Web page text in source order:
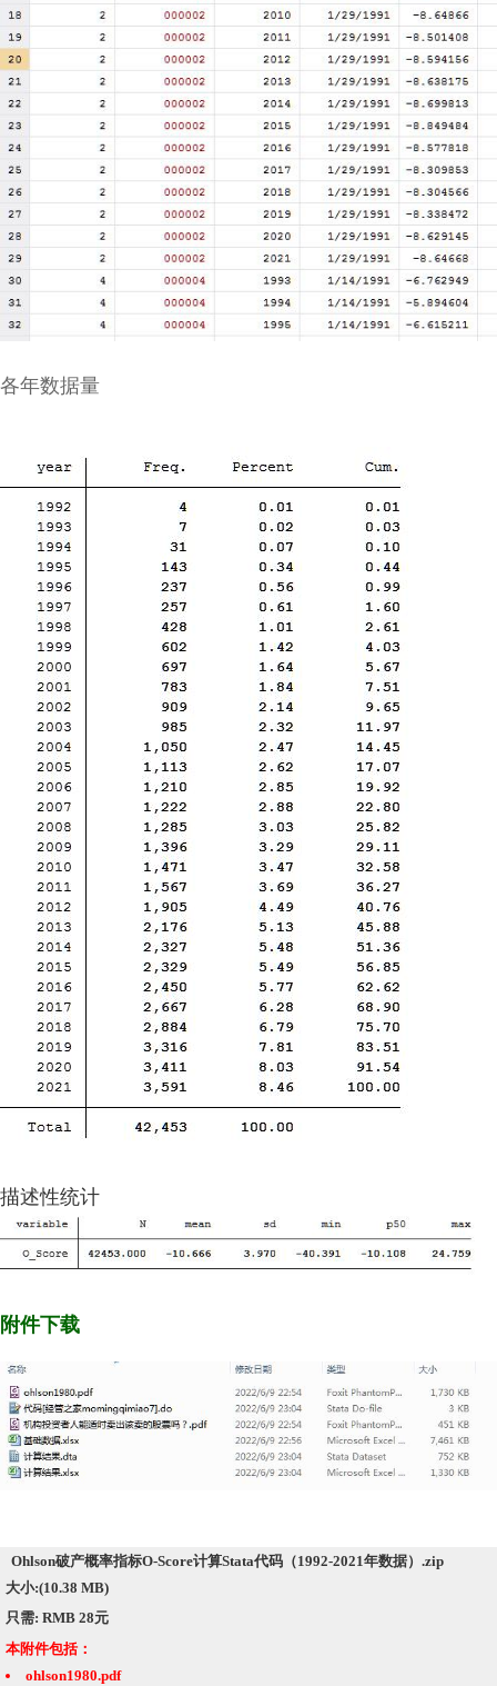
各年数据量
描述性统计
附件下载
Ohlson破产概率指标O-Score计算Stata代码（1992-2021年数据）.zip
大小:(10.38 MB)
只需: RMB 28元
本附件包括：
ohlson1980.pdf